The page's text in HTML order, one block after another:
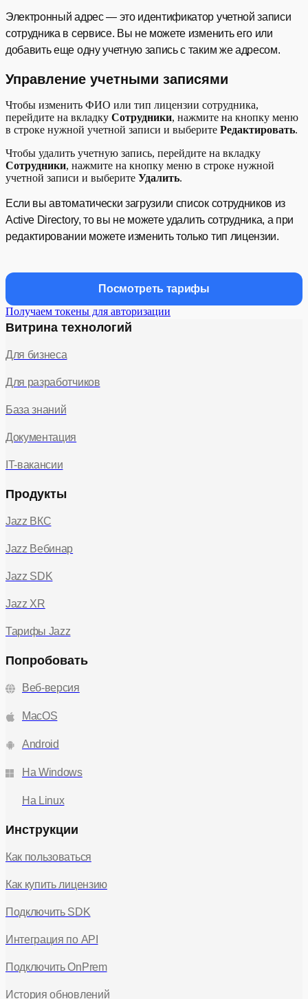
Электронный адрес — это идентификатор учетной записи
сотрудника в сервисе. Вы не можете изменить его или
добавить еще одну учетную запись с таким же адресом.
Управление учетными записями
Чтобы изменить ФИО или тип лицензии сотрудника,
перейдите на вкладку Сотрудники, нажмите на кнопку меню
в строке нужной учетной записи и выберите Редактировать.
Чтобы удалить учетную запись, перейдите на вкладку
Сотрудники, нажмите на кнопку меню в строке нужной
учетной записи и выберите Удалить.
Если вы автоматически загрузили список сотрудников из
Active Directory, то вы не можете удалить сотрудника, а при
редактировании можете изменить только тип лицензии.
Посмотреть тарифы
Получаем токены для авторизации
Витрина технологий
Для бизнеса
Для разработчиков
База знаний
Документация
IT-вакансии
Продукты
Jazz ВКС
Jazz Вебинар
Jazz SDK
Jazz XR
Тарифы Jazz
Попробовать
Веб-версия
MacOS
Android
На Windows
На Linux
Инструкции
Как пользоваться
Как купить лицензию
Подключить SDK
Интеграция по API
Подключить OnPrem
История обновлений